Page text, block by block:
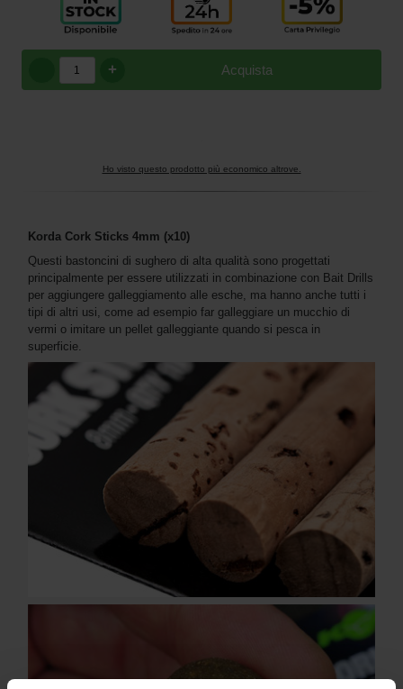
Acquista
+
Ho visto questo prodotto più economico altrove.
Korda Cork Sticks 4mm (x10)
Questi bastoncini di sughero di alta qualità sono progettati
principalmente per essere utilizzati in combinazione con Bait Drills
per aggiungere galleggiamento alle esche, ma hanno anche tutti i
tipi di altri usi, come ad esempio far galleggiare un mucchio di
vermi o imitare un pellet galleggiante quando si pesca in
superficie.